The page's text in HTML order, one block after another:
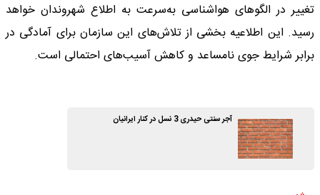
تغییر در الگو‌های هواشناسی به‌سرعت به اطلاع شهروندان خواهد
رسید. این اطلاعیه بخشی از تلاش‌های این سازمان برای آمادگی در
برابر شرایط جوی نامساعد و کاهش آسیب‌های احتمالی است.
آجر سنتی حیدری 3 نسل در کنار ایرانیان